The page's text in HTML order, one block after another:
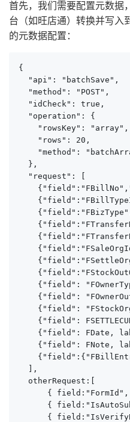
首先，我们需要配置元数据
台（如旺店通）转换并写入
的元数据配置：
{
  "api": "batchSave",
  "method": "POST",
  "idCheck": true,
  "operation": {
    "rowsKey": "array",
    "rows": 20,
"method":
  },
  "request": [
{"field":
{"field":
{"field":
{"field":
{"field": FDate,
{"field": FNote,
  ],
  otherRequest:[
{ field:"FormId",
{
{